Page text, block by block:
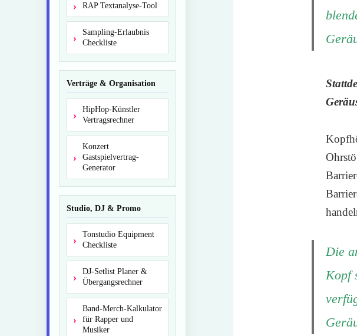
RAP Textanalyse-Tool
Sampling-Erlaubnis
Checkliste
Verträge & Organisation
HipHop-Künstler
Vertragsrechner
Konzert
Gastspielvertrag-
Generator
Studio, DJ & Promo
Tonstudio Equipment
Checkliste
DJ-Setlist Planer &
Übergangsrechner
Band-Merch-Kalkulator
für Rapper und
Musiker
Die
Kopf